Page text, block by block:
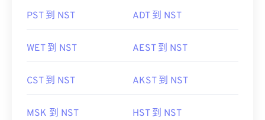
PST 到 NST ADT 到 NST
WET 到 NST AEST 到 NST
CST 到 NST AKST 到 NST
MSK 到 NST HST 到 NST